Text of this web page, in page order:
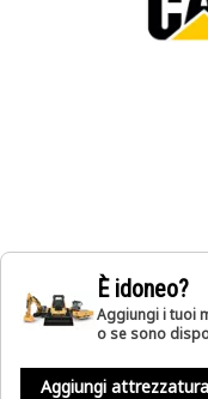
È idoneo?
Aggiungi i tuoi
o se sono
Aggiungi attrezzatura